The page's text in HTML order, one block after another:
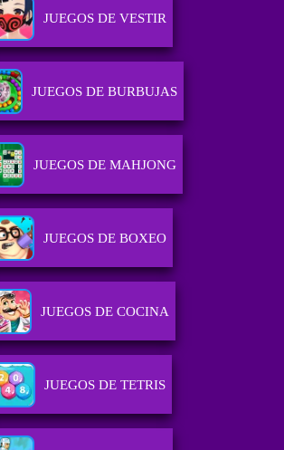
JUEGOS DE VESTIR
JUEGOS DE BURBUJAS
JUEGOS DE MAHJONG
JUEGOS DE BOXEO
JUEGOS DE COCINA
JUEGOS DE TETRIS